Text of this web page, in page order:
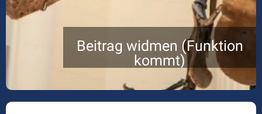
Beitrag widmen (Funktion
kommt)